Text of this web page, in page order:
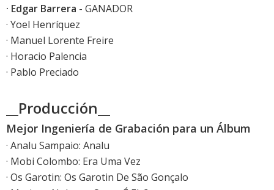
· Edgar Barrera - GANADOR
· Yoel Henríquez
· Manuel Lorente Freire
· Horacio Palencia
· Pablo Preciado
__Producción__
Mejor Ingeniería de Grabación para un Álbum
· Analu Sampaio: Analu
· Mobi Colombo: Era Uma Vez
· Os Garotin: Os Garotin De São Gonçalo